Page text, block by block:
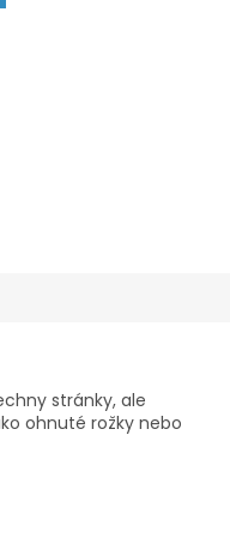
stránky, ale
ohnuté rožky nebo